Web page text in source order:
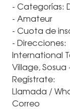
- Categorías:
- Amateur
- Cuota de
- Direcciones:
International
Village,
Regístrate:
Llamada /
Correo